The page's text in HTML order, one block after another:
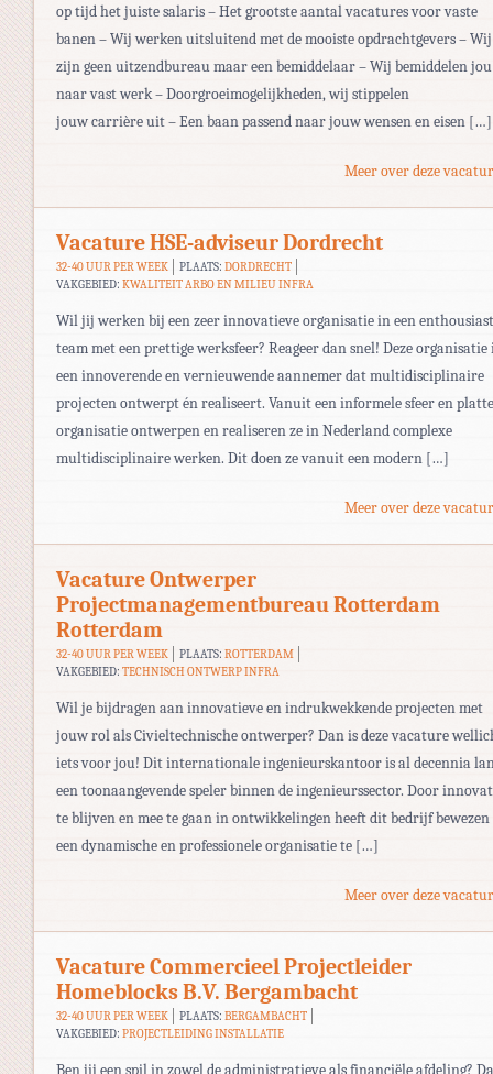
op tijd het juiste salaris – Het grootste aantal vacatures voor vaste
banen – Wij werken uitsluitend met de mooiste opdrachtgevers – Wij
zijn geen uitzendbureau maar een bemiddelaar – Wij bemiddelen jou
naar vast werk – Doorgroeimogelijkheden, wij stippelen
jouw carrière uit – Een baan passend naar jouw wensen en eisen […]
Meer over deze
Vacature HSE-adviseur Dordrecht
32-40 UUR PER WEEK PLAATS: DORDRECHT
VAKGEBIED: KWALITEIT ARBO EN MILIEU INFRA
Wil jij werken bij een zeer innovatieve organisatie in een enthousiast
team met een prettige werksfeer? Reageer dan snel! Deze organisatie
een innoverende en vernieuwende aannemer dat multidisciplinaire
projecten ontwerpt én realiseert. Vanuit een informele sfeer en platte
organisatie ontwerpen en realiseren ze in Nederland complexe
multidisciplinaire werken. Dit doen ze vanuit een modern […]
Meer over deze
Vacature Ontwerper
Projectmanagementbureau Rotterdam
Rotterdam
32-40 UUR PER WEEK PLAATS: ROTTERDAM
VAKGEBIED: TECHNISCH ONTWERP INFRA
Wil je bijdragen aan innovatieve en indrukwekkende projecten met
jouw rol als Civieltechnische ontwerper? Dan is deze vacature
iets voor jou! Dit internationale ingenieurskantoor is al decennia
een toonaangevende speler binnen de ingenieurssector. Door
te blijven en mee te gaan in ontwikkelingen heeft dit bedrijf bewezen
een dynamische en professionele organisatie te […]
Meer over deze
Vacature Commercieel Projectleider
Homeblocks B.V. Bergambacht
32-40 UUR PER WEEK PLAATS: BERGAMBACHT
VAKGEBIED: PROJECTLEIDING INSTALLATIE
Ben jij een spil in zowel de administratieve als financiële afdeling?